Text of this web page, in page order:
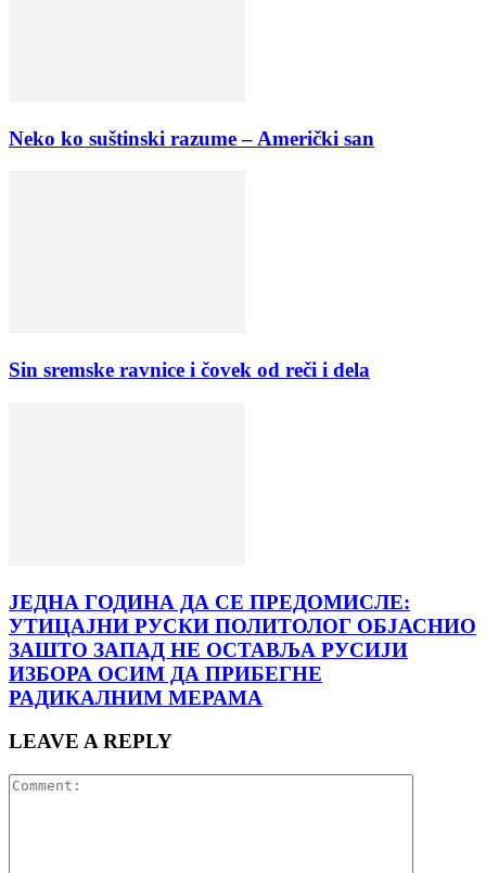
Neko ko suštinski razume – Američki san
Sin sremske ravnice i čovek od reči i dela
ЈЕДНА ГОДИНА ДА СЕ ПРЕДОМИСЛЕ:
УТИЦАЈНИ РУСКИ ПОЛИТОЛОГ ОБЈАСНИО
ЗАШТО ЗАПАД НЕ ОСТАВЉА РУСИЈИ
ИЗБОРА ОСИМ ДА ПРИБЕГНЕ
РАДИКАЛНИМ МЕРАМА
LEAVE A REPLY